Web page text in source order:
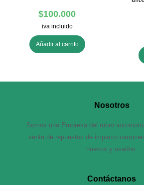
$100.000
iva incluido
Añadir al carrito
Nosotros
Somos una Empresa del rubro
venta de repuestos de impacto
nuevos y usados.
Contáctanos​